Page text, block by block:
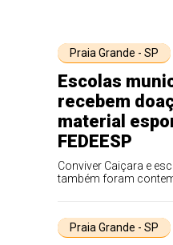
Praia Grande - SP
Escolas
recebem
material
FEDEESP
Conviver Caiçara e
também foram
Praia Grande - SP